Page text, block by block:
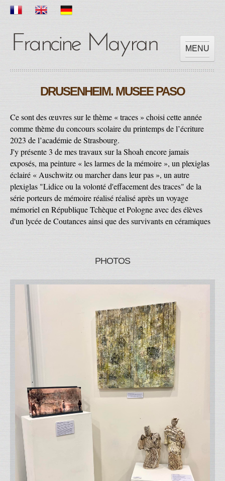
MENU
OEUVRES
SCOLAIRE
PRESSES
VIDEOS
CONTACT
DRUSENHEIM. MUSEE PASO
Ce sont des œuvres sur le thème « traces » choisi cette année
comme thème du concours scolaire du printemps de l’écriture
2023 de l’académie de Strasbourg.
J'y présente 3 de mes travaux sur la Shoah encore jamais
exposés, ma peinture « les larmes de la mémoire », un plexiglas
éclairé « Auschwitz ou marcher dans leur pas », un autre
plexiglas "Lidice ou la volonté d'effacement des traces" de la
série porteurs de mémoire réalisé réalisé après un voyage
mémoriel en République Tchèque et Pologne avec des élèves
d'un lycée de Coutances ainsi que des survivants en céramiques
PHOTOS